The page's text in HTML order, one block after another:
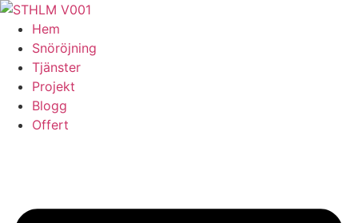
Skip
content
Hem
Snöröjning
Tjänster
Projekt
Blogg
Offert